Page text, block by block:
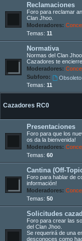
Reclamaciones
Foro para reclamar
Clan Jhoo.
Moderadores:
Temas: 11
Normativa
Normas del Clan
Cazadores te
Moderadores:
Subforo:
Obsoleto
Temas: 11
Cazadores RC0
Presentaciones
Foro para que los
os da la bienvenida!
Moderadores:
Temas: 60
Cantina (Off-
Foro para hablar de
información!
Moderadores:
Temas: 50
Solicitudes
Foro para crear las
del Clan Jhoo.
Se requerirá de una
desconoces como